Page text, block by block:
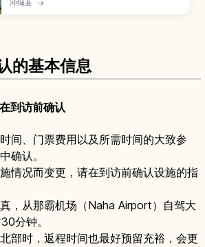
圣地。本文介绍报名前需了解的行程类型、适合初
冲绳县 →
的基本信息
到访前确认
间、门票费用以及所需时间的大致参
确认。
情况而变更，请在到访前确认设施的指
，从那霸机场（Naha Airport）自驾大
分钟。
部时，返程时间也最好预留充裕，会更